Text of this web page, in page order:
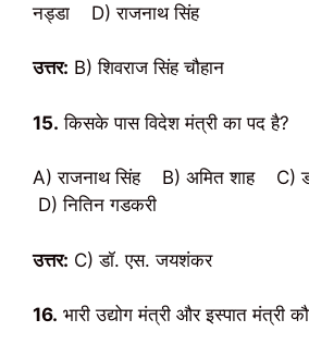
नड्डा D) राजनाथ सिंह
उत्तर: B) शिवराज सिंह चौहान
15. किसके पास विदेश मंत्री का पद है?
A) राजनाथ सिंह B) अमित शाह C)
D) नितिन गडकरी
उत्तर: C) डॉ. एस. जयशंकर
16. भारी उद्योग मंत्री और इस्पात मंत्री